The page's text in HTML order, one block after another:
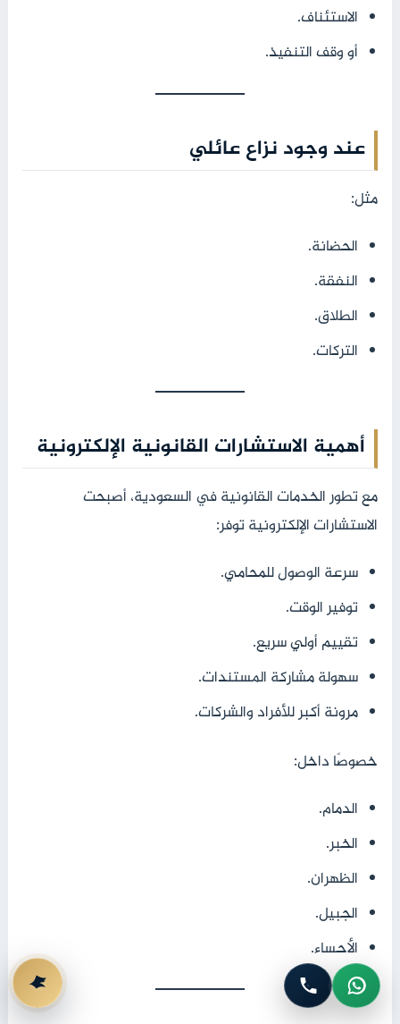
الاستئناف.
أو وقف التنفيذ.
عند وجود نزاع عائلي
مثل:
الحضانة.
النفقة.
الطلاق.
التركات.
أهمية الاستشارات القانونية الإلكترونية
مع تطور الخدمات القانونية في السعودية، أصبحت
الاستشارات الإلكترونية توفر:
سرعة الوصول للمحامي.
توفير الوقت.
تقييم أولي سريع.
سهولة مشاركة المستندات.
مرونة أكبر للأفراد والشركات.
خصوصًا داخل:
الدمام.
الخبر.
الظهران.
الجبيل.
الأحساء.